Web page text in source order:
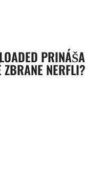
PRINÁŠA
NERFLI?